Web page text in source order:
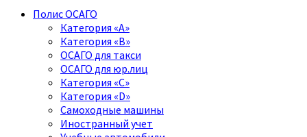
Полис ОСАГО
Категория «A»
Категория «B»
ОСАГО для такси
ОСАГО для юр.лиц
Категория «C»
Категория «D»
Самоходные машины
Иностранный учет